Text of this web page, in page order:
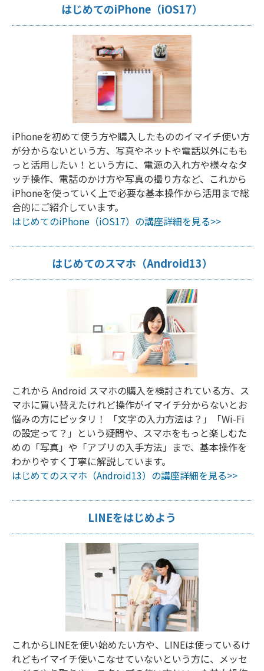
はじめてのiPhone（iOS17）
iPhoneを初めて使う方や購入したもののイマイチ使い方
が分からないという方、写真やネットや電話以外にもも
っと活用したい！という方に、電源の入れ方や様々なタ
ッチ操作、電話のかけ方や写真の撮り方など、これから
iPhoneを使っていく上で必要な基本操作から活用まで総
合的にご紹介しています。
はじめてのiPhone（iOS17）の講座詳細を見る>>
はじめてのスマホ（Android13）
これから Android スマホの購入を検討されている方、ス
マホに買い替えたけれど操作がイマイチ分からないとお
悩みの方にピッタリ！ 「文字の入力方法は？」「Wi-Fi
の設定って？」という疑問や、スマホをもっと楽しむた
めの「写真」や「アプリの入手方法」まで、基本操作を
わかりやすく丁寧に解説しています。
はじめてのスマホ（Android13）の講座詳細を見る>>
LINEをはじめよう
これからLINEを使い始めたい方や、LINEは使っているけ
れどもイマイチ使いこなせていないという方に、メッセ